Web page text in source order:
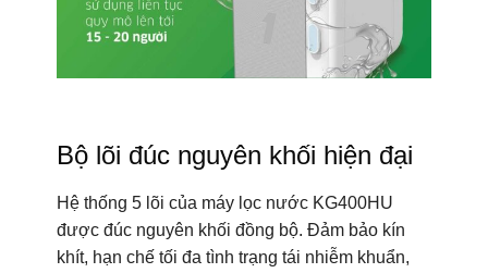
Bộ lõi đúc nguyên khối hiện đại
Hệ thống 5 lõi của máy lọc nước KG400HU
được đúc nguyên khối đồng bộ. Đảm bảo kín
khít, hạn chế tối đa tình trạng tái nhiễm khuẩn,